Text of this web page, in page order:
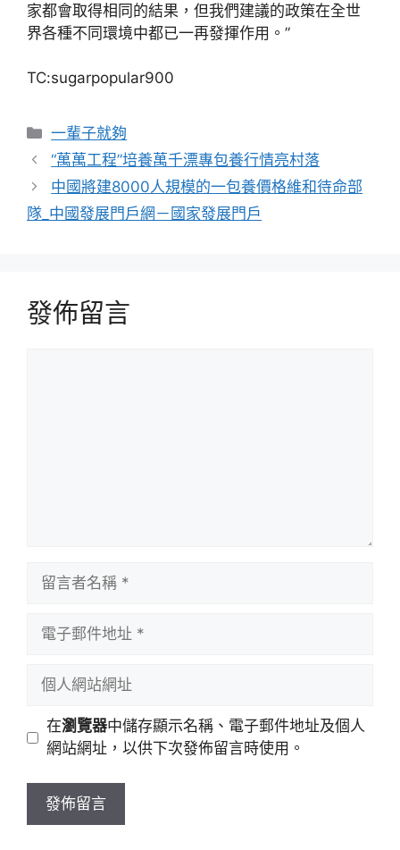
家都會取得相同的結果，但我們建議的政策在全世
界各種不同環境中都已一再發揮作用。”
TC:sugarpopular900
分
類
一輩子就夠
“萬萬工程”培養萬千漂專包養行情亮村落
中國將建8000人規模的一包養價格維和待命部
隊_中國發展門戶網－國家發展門戶
發佈留言
址
站
址
在瀏覽器中儲存顯示名稱、電子郵件地址及個人
網站網址，以供下次發佈留言時使用。